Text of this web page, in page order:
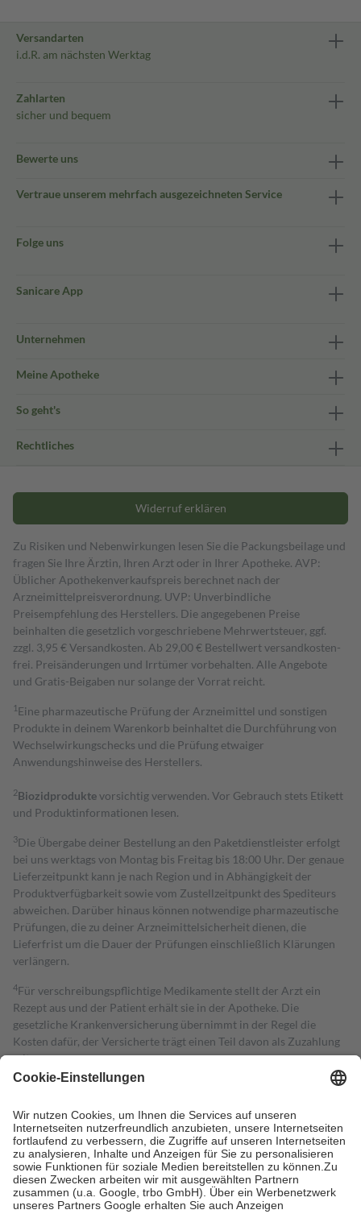
Versandarten
i.d.R. am nächsten Werktag
Zahlarten
sicher und bequem
Bewerte uns
Vertraue unserem mehrfach ausgezeichneten Service
Folge uns
Sanicare App
Unternehmen
Meine Apotheke
So geht's
Rechtliches
Widerruf erklären
Zu Risiken und Nebenwirkungen lesen Sie die Packungsbeilage und
fragen Sie Ihre Ärztin, Ihren Arzt oder in Ihrer Apotheke. AVP:
Üblicher Apothekenverkaufspreis berechnet nach der
Arzneimittelpreisverordnung. UVP: Unverbindliche
Preisempfehlung des Herstellers. Die angegebenen Preise
beinhalten die gesetzlich vorgeschriebene Mehrwertsteuer, ggf.
zzgl. 3,95 € Versandkosten. Ab 29,00 € Bestell­wert versand­kosten­
frei. Preisänderungen und Irrtümer vorbehalten. Alle Angebote
und Gratis-Beigaben nur solange der Vorrat reicht.
1 Eine pharmazeutische Prüfung der Arzneimittel und sonstigen
Produkte in deinem Warenkorb beinhaltet die Durchführung von
Wechselwirkungschecks und die Prüfung etwaiger
Anwendungshinweise des Herstellers.
2Biozidproduktevorsichtig verwenden. Vor Gebrauch stets Etikett
und Produktinformationen lesen.
3Die Übergabe deiner Bestellung an den Paketdienstleister erfolgt
bei uns werktags von Montag bis Freitag bis 18:00 Uhr. Der genaue
Lieferzeitpunkt kann je nach Region und in Abhängigkeit der
Produktverfügbarkeit sowie vom Zustellzeitpunkt des Spediteurs
abweichen. Darüber hinaus können notwendige pharmazeutische
Prüfungen, die zu deiner Arzneimittelsicherheit dienen, die
Lieferfrist um die Dauer der Prüfungen einschließlich Klärungen
verlängern.
4Für verschreibungspflichtige Medikamente stellt der Arzt ein
Rezept aus und der Patient erhält sie in der Apotheke. Die
gesetzliche Krankenversicherung übernimmt in der Regel die
Kosten dafür, der Versicherte trägt einen Teil davon als Zuzahlung
mit.
Grundsätzlich leisten Mitglieder Zuzahlungen in Höhe von zehn
höchstens zehn Euro.
Es sind jedoch nie mehr als die tatsächlichen
Kosten der Leistung zu entrichten.
Diese Regeln gelten grundsätzlich auch für Online-Apotheken.
Bei Heilmitteln und häuslicher Krankenpflege beträgt die
Zuzahlung zehn Prozent der Kosten sowie zehn Euro je
Verordnung.
Um das Engagement der Versicherten für ihre eigene Gesundheit zu